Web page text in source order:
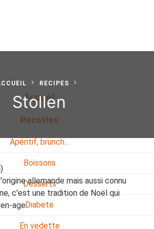
Accueil
Recettes
Apéritif, brunch…
Boissons
Desserts
Diabete
En vedette
RECIPES
Stollen
)
allemande mais aussi connu
c'est une tradition de Noël qui
age.